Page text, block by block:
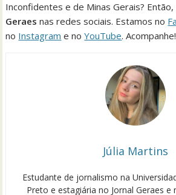
Inconfidentes e de Minas Gerais? Então,
Geraesnas redes sociais. Estamos no
no Instagram e noYouTube. Acompanhe!
Júlia Martins
Estudante de jornalismo na
Preto e estagiária no Jornal Geraes e